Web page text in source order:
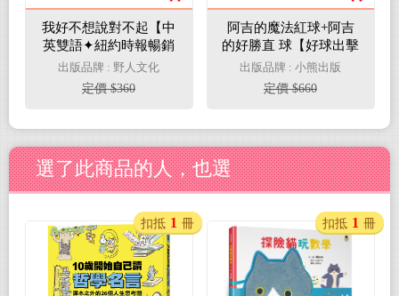
我好不想說對不起【中
英雙語✦紐約時報暢銷
作家超可愛繪本】孩子
的SEL情緒認知四部曲
(2)
出版品牌 : 野人文化
定價 $360
阿吉的魔法紅球+阿吉
的好勝直 球【好球出擊
限量套書】（共 二冊，
加贈阿吉「可愛記名」
姓名貼）
出版品牌 : 小熊出版
定價 $660
選了此商品的人，也選
扣抵 1 冊 扣抵 1 冊